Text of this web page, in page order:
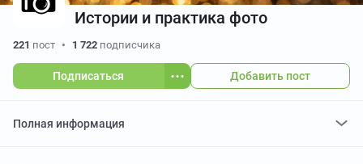
Истории и практика фото
221 пост • 1 722 подписчика
Подписаться Добавить пост
Полная информация